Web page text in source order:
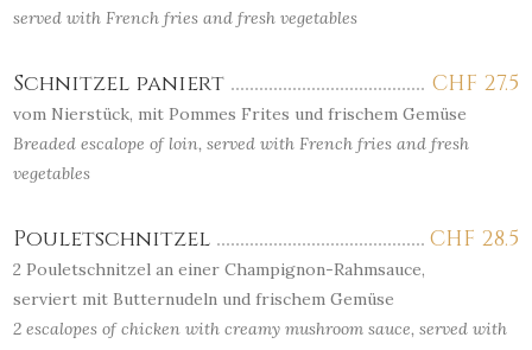
served with French fries and fresh vegetables
CHF 27.5
Schnitzel paniert
vom Nierstück, mit Pommes Frites und frischem Gemüse
Breaded escalope of loin, served with French fries and fresh
vegetables
CHF 28.5
Pouletschnitzel
2 Pouletschnitzel an einer Champignon-Rahmsauce,
serviert mit Butternudeln und frischem Gemüse
2 escalopes of chicken with creamy mushroom sauce, served with